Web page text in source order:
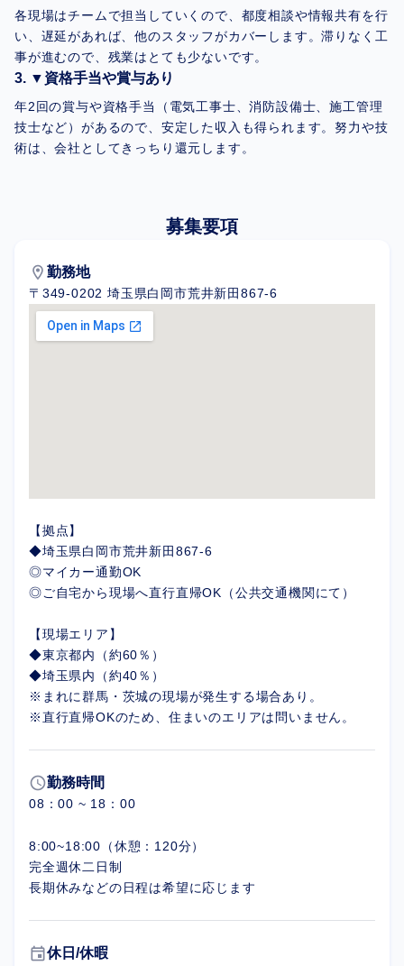
各現場はチームで担当していくので、都度相談や情報共有を行
い、遅延があれば、他のスタッフがカバーします。滞りなく工
事が進むので、残業はとても少ないです。
▼資格手当や賞与あり
年2回の賞与や資格手当（電気工事士、消防設備士、施工管理
技士など）があるので、安定した収入も得られます。努力や技
術は、会社としてきっちり還元します。
募集要項
location_on 勤務地
〒349-0202 埼玉県白岡市荒井新田867-6
【拠点】
◆埼玉県白岡市荒井新田867-6
◎マイカー通勤OK
◎ご自宅から現場へ直行直帰OK（公共交通機関にて）
【現場エリア】
◆東京都内（約60％）
◆埼玉県内（約40％）
※まれに群馬・茨城の現場が発生する場合あり。
※直行直帰OKのため、住まいのエリアは問いません。
schedule勤務時間
08：00 ~ 18：00
8:00~18:00（休憩：120分）
完全週休二日制
長期休みなどの日程は希望に応じます
event休日/休暇